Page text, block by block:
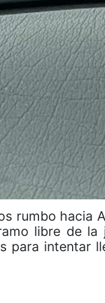
rumbo hacia
libre de
para intentar